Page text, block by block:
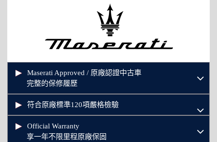
Maserati Approved / 原廠認證中古車
完整的保修履歷
符合原廠標準120項嚴格檢驗
Official Warranty
享一年不限里程原廠保固